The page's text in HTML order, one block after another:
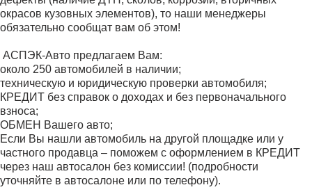
окрасов кузовных элементов), то наши менеджеры
обязательно сообщат вам об этом!
️ АСПЭК-Авто предлагаем Вам:
около 250 автомобилей в наличии;
техническую и юридическую проверки автомобиля;
КРЕДИТ без справок о доходах и без первоначального
взноса;
ОБМЕН Вашего авто;
Если Вы нашли автомобиль на другой площадке или у
частного продавца – поможем с оформлением в КРЕДИТ
через наш автосалон без комиссии! (подробности
уточняйте в автосалоне или по телефону).